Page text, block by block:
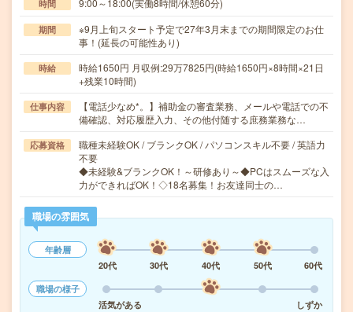
時間 9:00～18:00(実働8時間/休憩60分)
期間
※9月上旬スタート予定で27年3月末までの期間限定のお仕
事！(延長の可能性あり)
時給
時給1650円 月収例:29万7825円(時給1650円×8時間×21日
+残業10時間)
仕事内容
【電話少なめ*。】補助金の審査業務、メールや電話での不
備確認、対応履歴入力、その他付随する庶務業務な…
応募資格
職種未経験OK / ブランクOK / パソコンスキル不要 / 英語力
不要
◆未経験&ブランクOK！～研修あり～◆PCはスムーズな入
力ができればOK！◇18名募集！お友達同士の…
職場の雰囲気
年齢層
20代
30代 40代 50代
60代
職場の様子
活気がある
しずか